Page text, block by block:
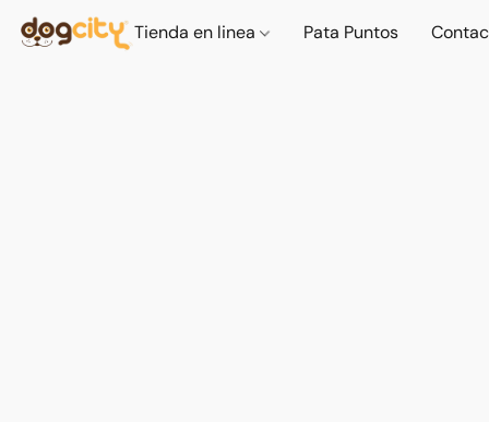
Tienda en linea Pata Puntos